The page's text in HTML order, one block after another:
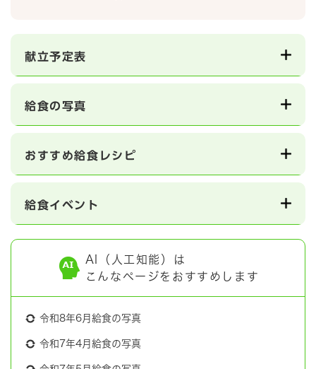
献立予定表
給食の写真
おすすめ給食レシピ
給食イベント
AI（人工知能）は
こんなページをおすすめします
令和8年6月給食の写真
令和7年4月給食の写真